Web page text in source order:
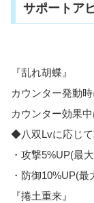
サポートア
『乱れ胡蝶』
カウンター発動
カウンター効果
◆八双Lvに応じ
・攻撃5%UP(最
・防御10%UP(最
『捲土重来』